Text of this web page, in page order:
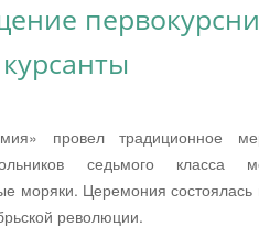
провел традиционное
седьмого класса
Церемония состоялась
революции.